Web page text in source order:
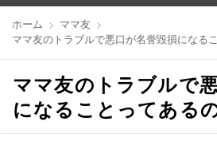
ン
動
ホーム
ママ友
ママ友のトラブルで悪口が名誉毀損になる
ママ友のトラブルで
になることってある